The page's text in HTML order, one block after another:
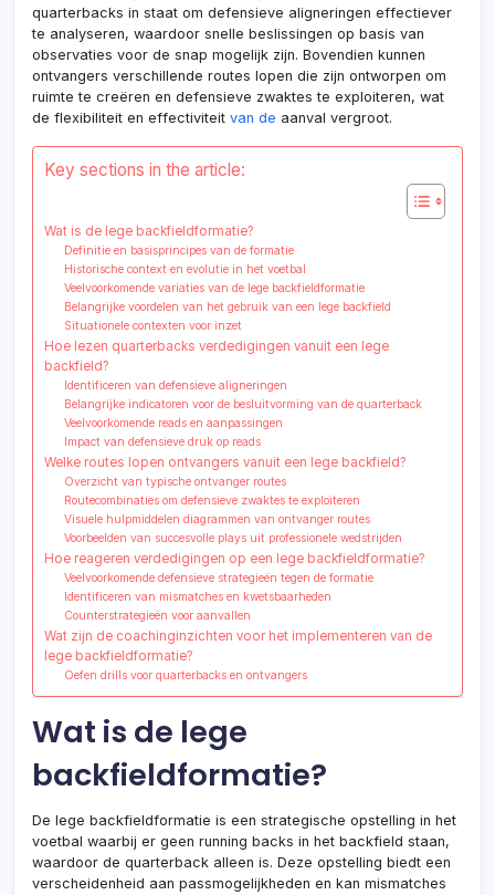
quarterbacks in staat om defensieve aligneringen effectiever
te analyseren, waardoor snelle beslissingen op basis van
observaties voor de snap mogelijk zijn. Bovendien kunnen
ontvangers verschillende routes lopen die zijn ontworpen om
ruimte te creëren en defensieve zwaktes te exploiteren, wat
de flexibiliteit en effectiviteit van de aanval vergroot.
Key sections in the article:
Wat is de lege backfieldformatie?
Definitie en basisprincipes van de formatie
Historische context en evolutie in het voetbal
Veelvoorkomende variaties van de lege backfieldformatie
Belangrijke voordelen van het gebruik van een lege backfield
Situationele contexten voor inzet
Hoe lezen quarterbacks verdedigingen vanuit een lege
backfield?
Identificeren van defensieve aligneringen
Belangrijke indicatoren voor de besluitvorming van de quarterback
Veelvoorkomende reads en aanpassingen
Impact van defensieve druk op reads
Welke routes lopen ontvangers vanuit een lege backfield?
Overzicht van typische ontvanger routes
Routecombinaties om defensieve zwaktes te exploiteren
Visuele hulpmiddelen diagrammen van ontvanger routes
Voorbeelden van succesvolle plays uit professionele wedstrijden
Hoe reageren verdedigingen op een lege backfieldformatie?
Veelvoorkomende defensieve strategieën tegen de formatie
Identificeren van mismatches en kwetsbaarheden
Counterstrategieën voor aanvallen
Wat zijn de coachinginzichten voor het implementeren van de
lege backfieldformatie?
Oefen drills voor quarterbacks en ontvangers
Wat is de lege
backfieldformatie?
De lege backfieldformatie is een strategische opstelling in het
voetbal waarbij er geen running backs in het backfield staan,
waardoor de quarterback alleen is. Deze opstelling biedt een
verscheidenheid aan passmogelijkheden en kan mismatches